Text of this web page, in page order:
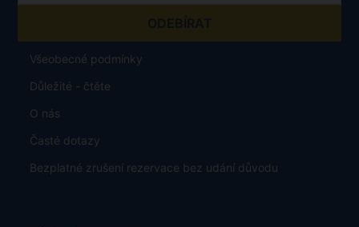
Všeobecné podmínky
Důležité - čtěte
O nás
Časté dotazy
Bezplatné zrušení rezervace bez udání důvodu